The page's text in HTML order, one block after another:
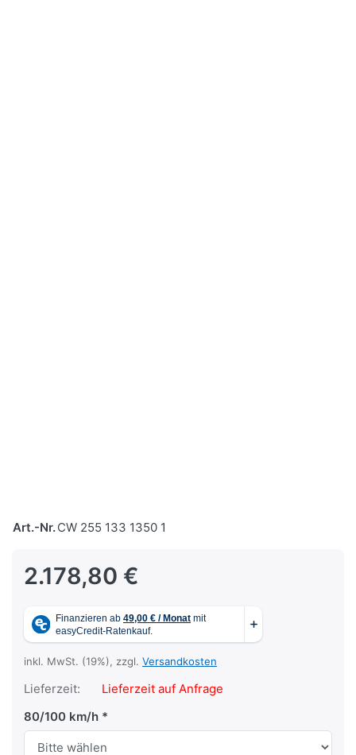
Art.-Nr.CW 255 133 1350 1
2.178,80 €
inkl. MwSt. (19%), zzgl. Versandkosten
Lieferzeit:
Lieferzeit auf Anfrage
80/100 km/h